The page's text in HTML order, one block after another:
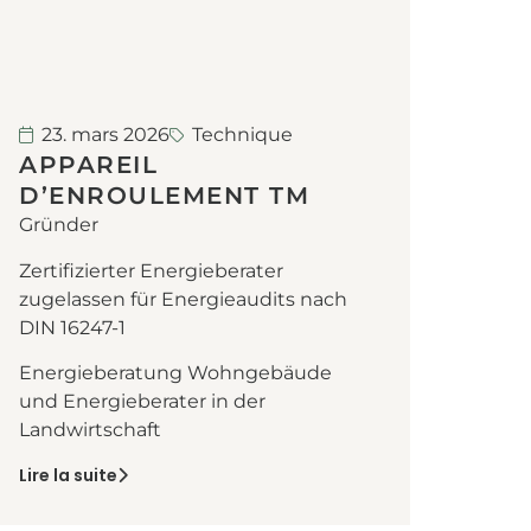
23. mars 2026 Technique
APPAREIL
D’ENROULEMENT TM
Gründer
Zertifizierter Energieberater
zugelassen für Energieaudits nach
DIN 16247-1
Energieberatung Wohngebäude
und Energieberater in der
Landwirtschaft
Lire la suite